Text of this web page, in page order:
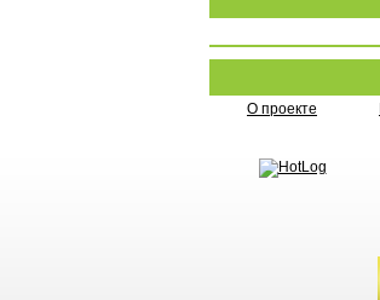
О проекте